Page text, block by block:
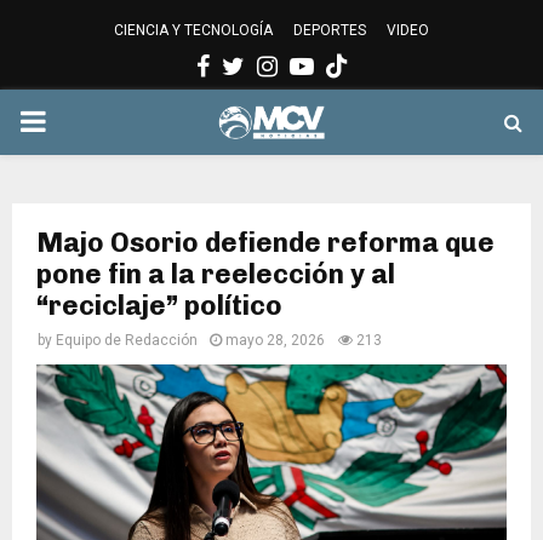
CIENCIA Y TECNOLOGÍA DEPORTES VIDEO
Facebook
Twitter
Instagram
Youtube
PRIMARY
Majo Osorio defiende reforma que
pone fin a la reelección y al
“reciclaje” político
by Equipo de Redacción mayo 28, 2026 213